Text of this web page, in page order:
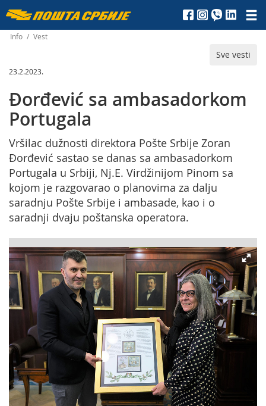
Пошта
Србије
д.о.о.
Info / Vest
Sve vesti
23.2.2023.
Đorđević sa ambasadorkom
Portugala
Vršilac dužnosti direktora Pošte Srbije Zoran
Đorđević sastao se danas sa ambasadorkom
Portugala u Srbiji, Nj.E. Virdžinijom Pinom sa
kojom je razgovarao o planovima za dalju
saradnju Pošte Srbije i ambasade, kao i o
saradnji dvaju poštanska operatora.